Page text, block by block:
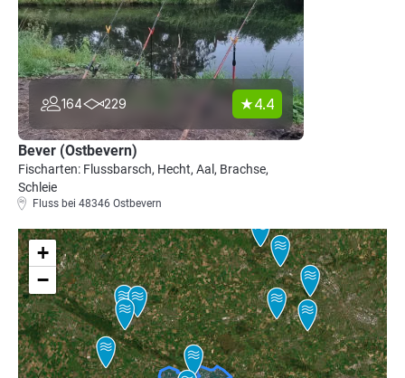
164 229 4.4
Bever (Ostbevern)
Fischarten: Flussbarsch, Hecht, Aal, Brachse,
Schleie
Fluss bei 48346 Ostbevern
+
−